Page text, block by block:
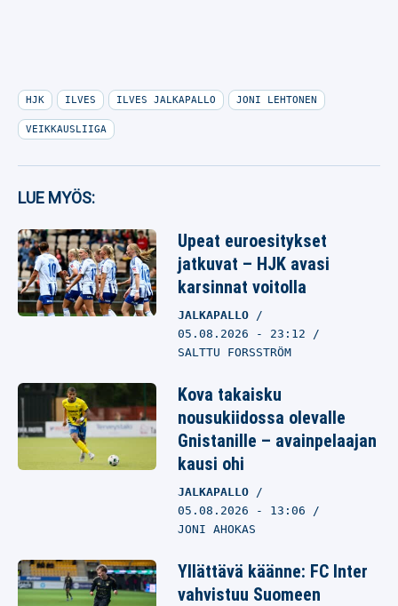
HJK ILVES ILVES JALKAPALLO JONI LEHTONEN
VEIKKAUSLIIGA
LUE MYÖS:
Upeat euroesitykset
jatkuvat – HJK avasi
karsinnat voitolla
JALKAPALLO
05.08.2026 - 23:12
SALTTU FORSSTRÖM
Kova takaisku
nousukiidossa olevalle
Gnistanille – avainpelaajan
kausi ohi
JALKAPALLO
05.08.2026 - 13:06
JONI AHOKAS
Yllättävä käänne: FC Inter
vahvistuu Suomeen